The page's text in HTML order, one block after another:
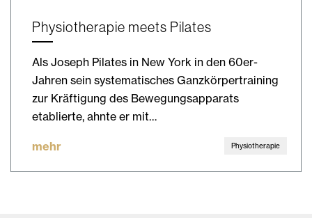
Physiotherapie meets Pilates
Als Joseph Pilates in New York in den 60er-
Jahren sein systematisches Ganzkörpertraining
zur Kräftigung des Bewegungsapparats
etablierte, ahnte er mit…
mehr Physiotherapie